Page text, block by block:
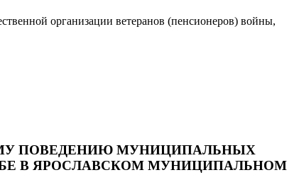
организации ветеранов (пенсионеров) войны,
ПОВЕДЕНИЮ МУНИЦИПАЛЬНЫХ
В ЯРОСЛАВСКОМ МУНИЦИПАЛЬНОМ